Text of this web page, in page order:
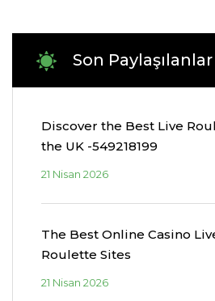
Son Paylaşılanlar
Discover the Best Live
the UK -549218199
21 Nisan 2026
The Best Online Casino
Roulette Sites
21 Nisan 2026